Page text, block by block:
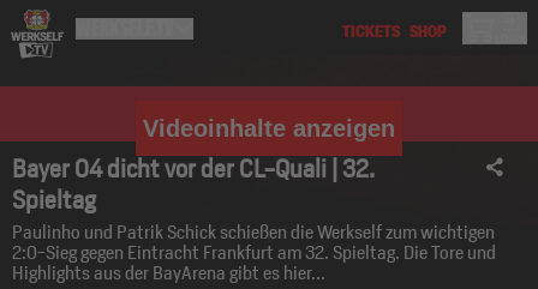
Videoinhalte anzeigen
Bayer 04 dicht vor der CL-Quali | 32.
Spieltag
Paulinho und Patrik Schick schießen die Werkself zum wichtigen
2:0-Sieg gegen Eintracht Frankfurt am 32. Spieltag. Die Tore und
Highlights aus der BayArena gibt es hier...